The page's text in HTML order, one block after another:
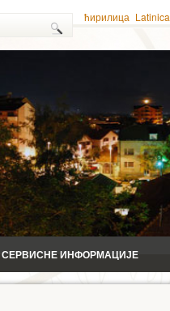
ћирилица Latinica
СЕРВИСНЕ ИНФОРМАЦИЈЕ